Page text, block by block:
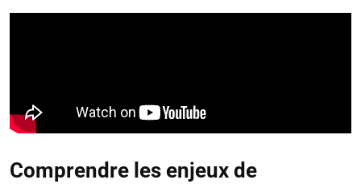
Comprendre les enjeux de